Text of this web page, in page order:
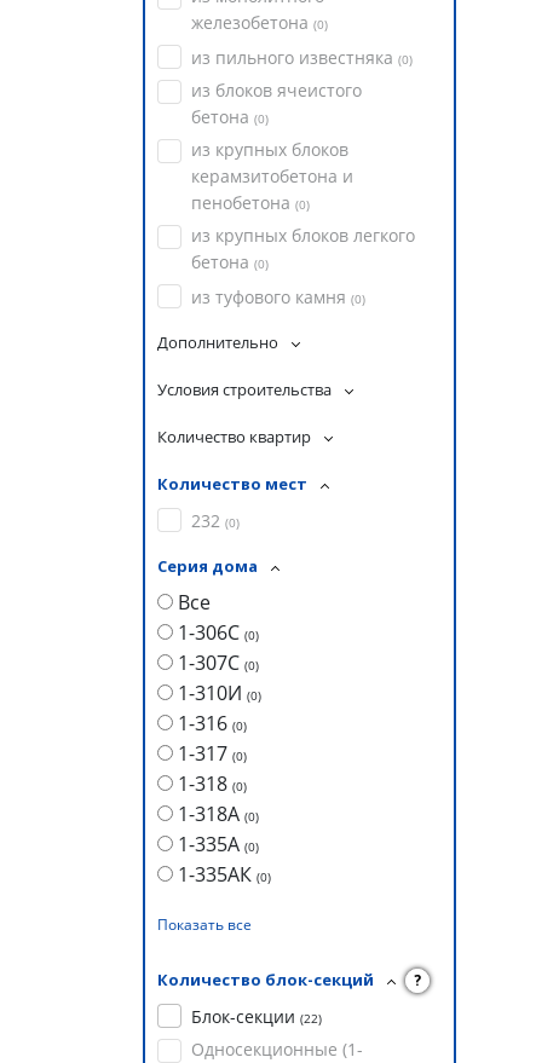
железобетона (0)
из пильного известняка (0)
из блоков ячеистого
бетона (0)
из крупных блоков
керамзитобетона и
пенобетона (0)
из крупных блоков легкого
бетона (0)
из туфового камня (0)
Дополнительно
Условия строительства
Количество квартир
Количество мест
232 (0)
Серия дома
Все
1-306С (0)
1-307С (0)
1-310И (0)
1-316 (0)
1-317 (0)
1-318 (0)
1-318А (0)
1-335А (0)
1-335АК (0)
Показать все
Количество блок-секций ?
Блок-секции (22)
Односекционные (1-